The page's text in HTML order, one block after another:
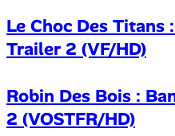
Le Choc Des
Trailer 2 (VF/HD)
Robin Des Bois :
2 (VOSTFR/HD)